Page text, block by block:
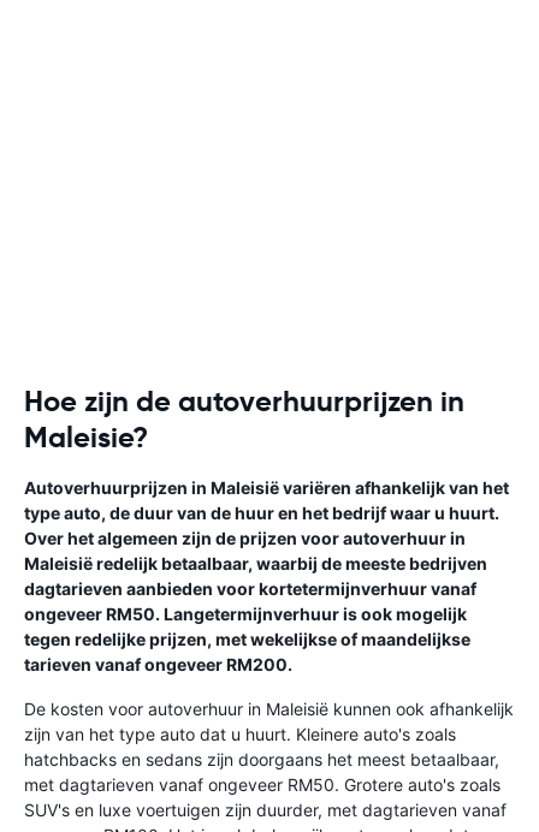
Hoe zijn de autoverhuurprijzen in
Maleisie?
Autoverhuurprijzen in Maleisië variëren afhankelijk van het
type auto, de duur van de huur en het bedrijf waar u huurt.
Over het algemeen zijn de prijzen voor autoverhuur in
Maleisië redelijk betaalbaar, waarbij de meeste bedrijven
dagtarieven aanbieden voor kortetermijnverhuur vanaf
ongeveer RM50. Langetermijnverhuur is ook mogelijk
tegen redelijke prijzen, met wekelijkse of maandelijkse
tarieven vanaf ongeveer RM200.
De kosten voor autoverhuur in Maleisië kunnen ook afhankelijk
zijn van het type auto dat u huurt. Kleinere auto's zoals
hatchbacks en sedans zijn doorgaans het meest betaalbaar,
met dagtarieven vanaf ongeveer RM50. Grotere auto's zoals
SUV's en luxe voertuigen zijn duurder, met dagtarieven vanaf